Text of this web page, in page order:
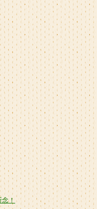
！